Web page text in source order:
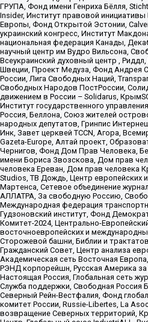
ГРУПА, Фонд имени Генриха Бёлля,
Insider, Институт правовой
Европы, Фонд Открытой Эстонии,
украинский конгресс, Институт
национальная федерация Канады,
научный центр им Вудро Вильсона,
Всеукраинский духовный центр ,
Швеции, Проект Медуза, Фонд Андрея
России, Лига Свободных Наций,
Свободных Народов ПостРоссии,
движением в России – Solidarus,
Институт государственного
Россия, Беллона, Союз жителей
народных депутатов, Гринпис
Инк, Завет церквей TCCN, Агора,
Gazeta-Europe, Алтай проект,
Чернигов, Фонд Дом Прав Человека,
имени Бориса Звозскова, Дом прав
человека Ереван, Дом прав человека
Studios, ТВ Дождь, Центр европейских
Мартенса, Сетевое объединение
АЛЛАТРА, За свободную Россию,
Международная федерация
Гудзоновский институт, Фонд
Комитет-2024, Центрально-
восточноевропейских и
Сторожевой башни, Библии и
Гражданский Совет, Центр анализа
Академическая сеть Восточная
РЭНД корпорейшн, Русская Америка
Настоящая Россия, Глобальная сеть
Служба поддержки, Свободная Россия
Северный Рейн-Вестфалия, Фонд
комитет России, Russie-Libertes, La
возвращение Северных территорий,